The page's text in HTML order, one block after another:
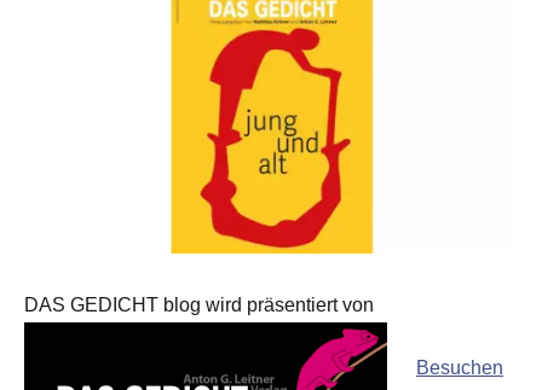
DAS GEDICHT blog wird präsentiert von
Besuchen